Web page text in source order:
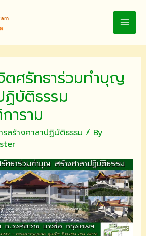
ศรัทธาร่วมทำบุญ
ฏิบัติธรรม
าราม
รสร้างศาลาปฏิบัติธรรม / By